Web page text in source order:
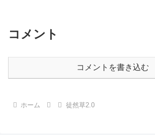
コメント
コメントを書き込む
ホーム 徒然草2.0